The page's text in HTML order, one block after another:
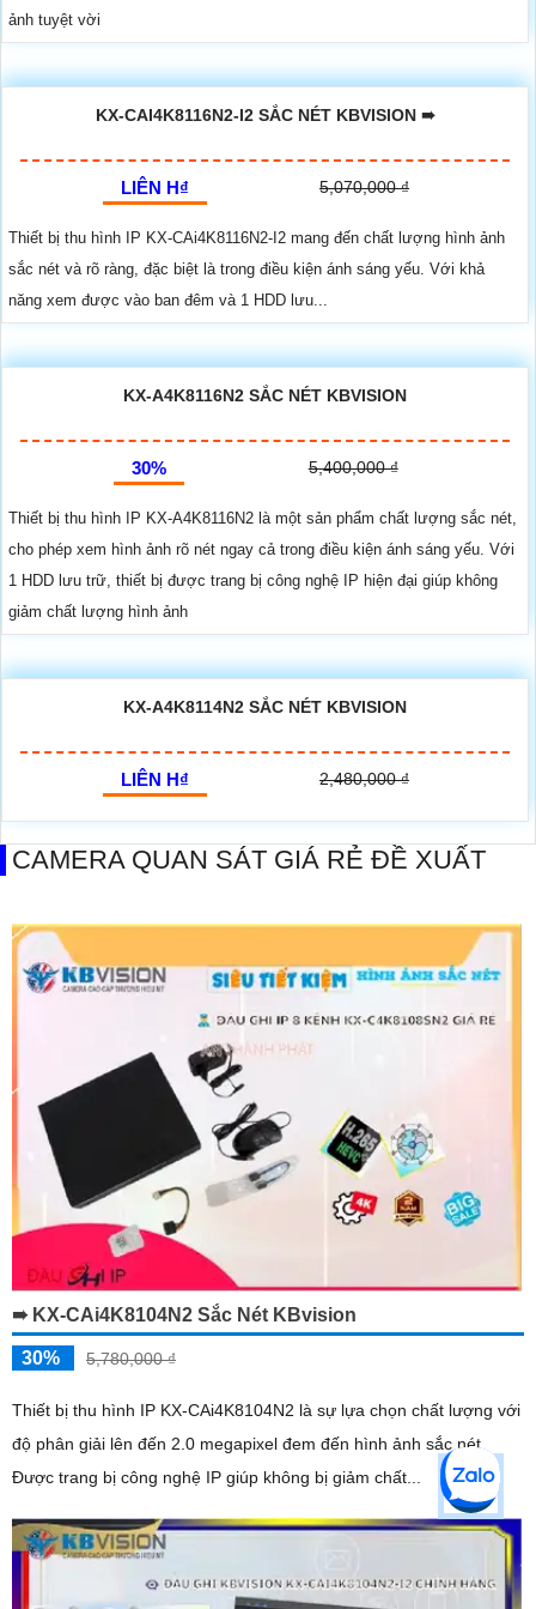
ảnh tuyệt vời
KX-CAI4K8116N2-I2 SẮC NÉT KBVISION ➠
LIÊN H₫ 5,070,000 ₫
Thiết bị thu hình IP KX-CAi4K8116N2-I2 mang đến chất lượng hình ảnh
sắc nét và rõ ràng, đặc biệt là trong điều kiện ánh sáng yếu. Với khả
năng xem được vào ban đêm và 1 HDD lưu...
KX-A4K8116N2 SẮC NÉT KBVISION
30% 5,400,000 ₫
Thiết bị thu hình IP KX-A4K8116N2 là một sản phẩm chất lượng sắc nét,
cho phép xem hình ảnh rõ nét ngay cả trong điều kiện ánh sáng yếu. Với
1 HDD lưu trữ, thiết bị được trang bị công nghệ IP hiện đại giúp không
giảm chất lượng hình ảnh
KX-A4K8114N2 SẮC NÉT KBVISION
LIÊN H₫ 2,480,000 ₫
CAMERA QUAN SÁT GIÁ RẺ ĐỀ XUẤT
➠ KX-CAi4K8104N2 Sắc Nét KBvision
30% 5,780,000 ₫
Thiết bị thu hình IP KX-CAi4K8104N2 là sự lựa chọn chất lượng với
độ phân giải lên đến 2.0 megapixel đem đến hình ảnh sắc nét.
Được trang bị công nghệ IP giúp không bị giảm chất...